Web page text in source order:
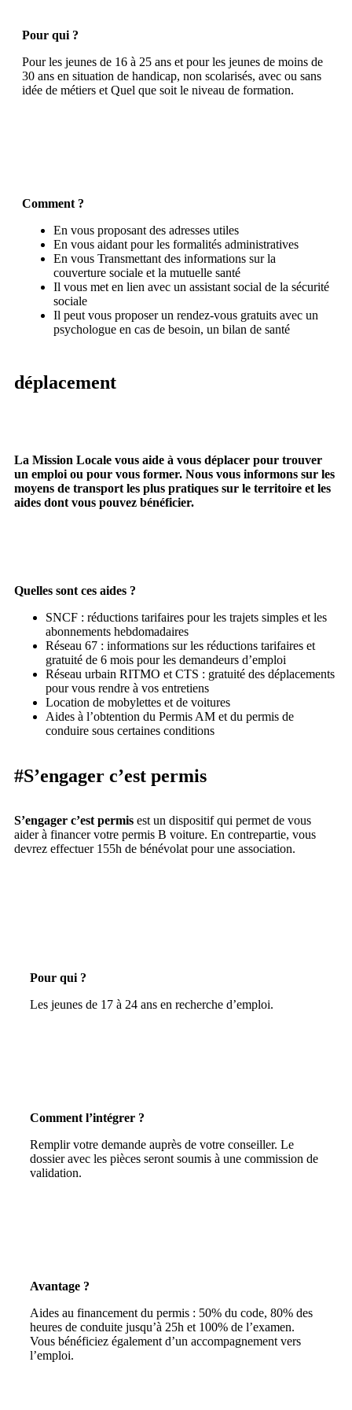
Pour qui ?
Pour les jeunes de 16 à 25 ans et pour les jeunes de moins de
30 ans en situation de handicap, non scolarisés, avec ou sans
idée de métiers et Quel que soit le niveau de formation.
Comment ?
En vous proposant des adresses utiles
En vous aidant pour les formalités administratives
En vous Transmettant des informations sur la
couverture sociale et la mutuelle santé
Il vous met en lien avec un assistant social de la sécurité
sociale
Il peut vous proposer un rendez-vous gratuits avec un
psychologue en cas de besoin, un bilan de santé
déplacement
La Mission Locale vous aide à vous déplacer pour trouver
un emploi ou pour vous former. Nous vous informons sur les
moyens de transport les plus pratiques sur le territoire et les
aides dont vous pouvez bénéficier.
Quelles sont ces aides ?
SNCF : réductions tarifaires pour les trajets simples et les
abonnements hebdomadaires
Réseau 67 : informations sur les réductions tarifaires et
gratuité de 6 mois pour les demandeurs d’emploi
Réseau urbain RITMO et CTS : gratuité des déplacements
pour vous rendre à vos entretiens
Location de mobylettes et de voitures
Aides à l’obtention du Permis AM et du permis de
conduire sous certaines conditions
#S’engager c’est permis
S’engager c’est permis est un dispositif qui permet de vous
aider à financer votre permis B voiture. En contrepartie, vous
devrez effectuer 155h de bénévolat pour une association.
Pour qui ?
Les jeunes de 17 à 24 ans en recherche d’emploi.
Comment l’intégrer ?
Remplir votre demande auprès de votre conseiller. Le
dossier avec les pièces seront soumis à une commission de
validation.
Avantage ?
Aides au financement du permis : 50% du code, 80% des
heures de conduite jusqu’à 25h et 100% de l’examen.
Vous bénéficiez également d’un accompagnement vers
l’emploi.